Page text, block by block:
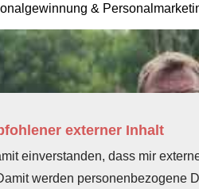
&
externer Inhalt
einverstanden, dass mir
werden personenbezogene